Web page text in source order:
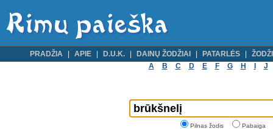
PRADŽIA APIE D.U.K. DAINŲ ŽODŽIAI PATARLĖS
A
B C D E F G H J
Pilnas žodis Pabaiga